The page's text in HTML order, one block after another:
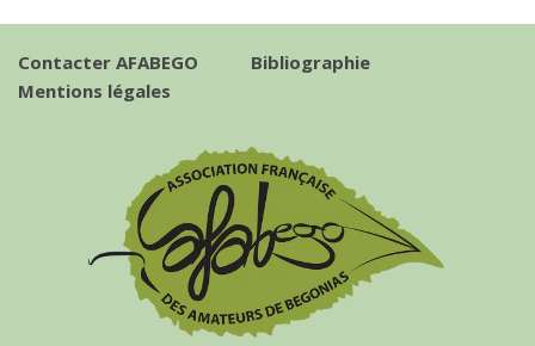
Contacter AFABEGO
Bibliographie
Mentions légales